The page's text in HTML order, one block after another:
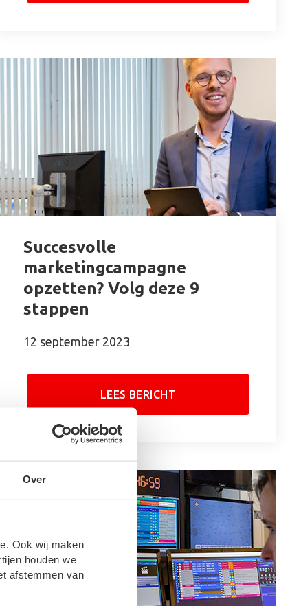
Over
Ook wij maken
houden we
afstemmen van
Succesvolle
marketingcampagne
opzetten? Volg deze 9
stappen
12 september 2023
LEES BERICHT